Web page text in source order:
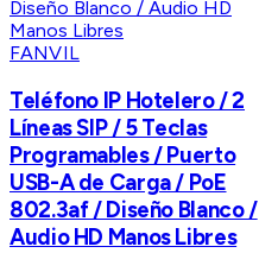
FANVIL
Teléfono IP Hotelero / 2
Líneas SIP / 5 Teclas
Programables / Puerto
USB-A de Carga / PoE
802.3af / Diseño Blanco /
Audio HD Manos Libres